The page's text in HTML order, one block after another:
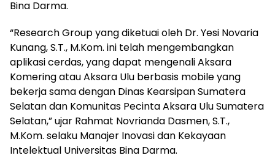
Bina Darma.
“Research Group yang diketuai oleh Dr. Yesi Novaria
Kunang, S.T., M.Kom. ini telah mengembangkan
aplikasi cerdas, yang dapat mengenali Aksara
Komering atau Aksara Ulu berbasis mobile yang
bekerja sama dengan Dinas Kearsipan Sumatera
Selatan dan Komunitas Pecinta Aksara Ulu Sumatera
Selatan,” ujar Rahmat Novrianda Dasmen, S.T.,
M.Kom. selaku Manajer Inovasi dan Kekayaan
Intelektual Universitas Bina Darma.